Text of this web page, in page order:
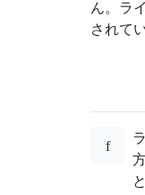
ん。ラ
されて